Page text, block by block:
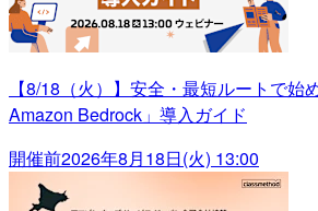
【8/18（火）】安全・最短ルートで始
Amazon Bedrock」導入ガイド
開催前2026年8月18日(火) 13:00